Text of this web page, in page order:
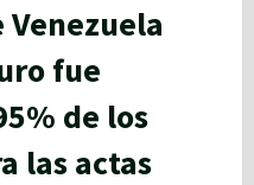
fue
de los
las actas